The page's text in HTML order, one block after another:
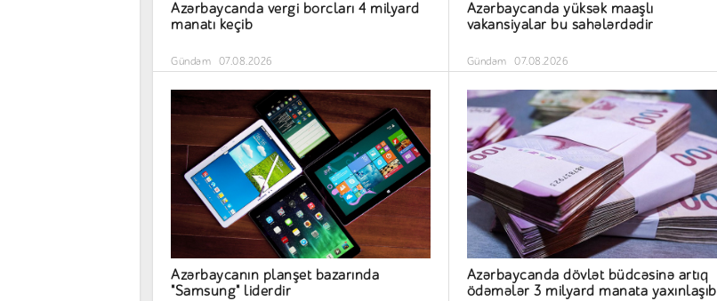
Azərbaycanda vergi borcları 4 milyard
manatı keçib
Gündəm 07.08.2026
Azərbaycanda yüksək maaşlı
vakansiyalar bu sahələrdədir
Gündəm 07.08.2026
Azərbaycanın planşet bazarında
"Samsung" liderdir
Azərbaycanda dövlət büdcəsinə artıq
ödəmələr 3 milyard manata yaxınlaşıb